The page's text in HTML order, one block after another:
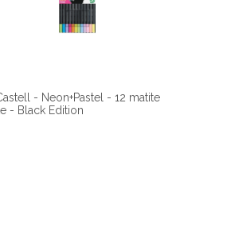
- Neon+Pastel - 12 matite
- Black Edition